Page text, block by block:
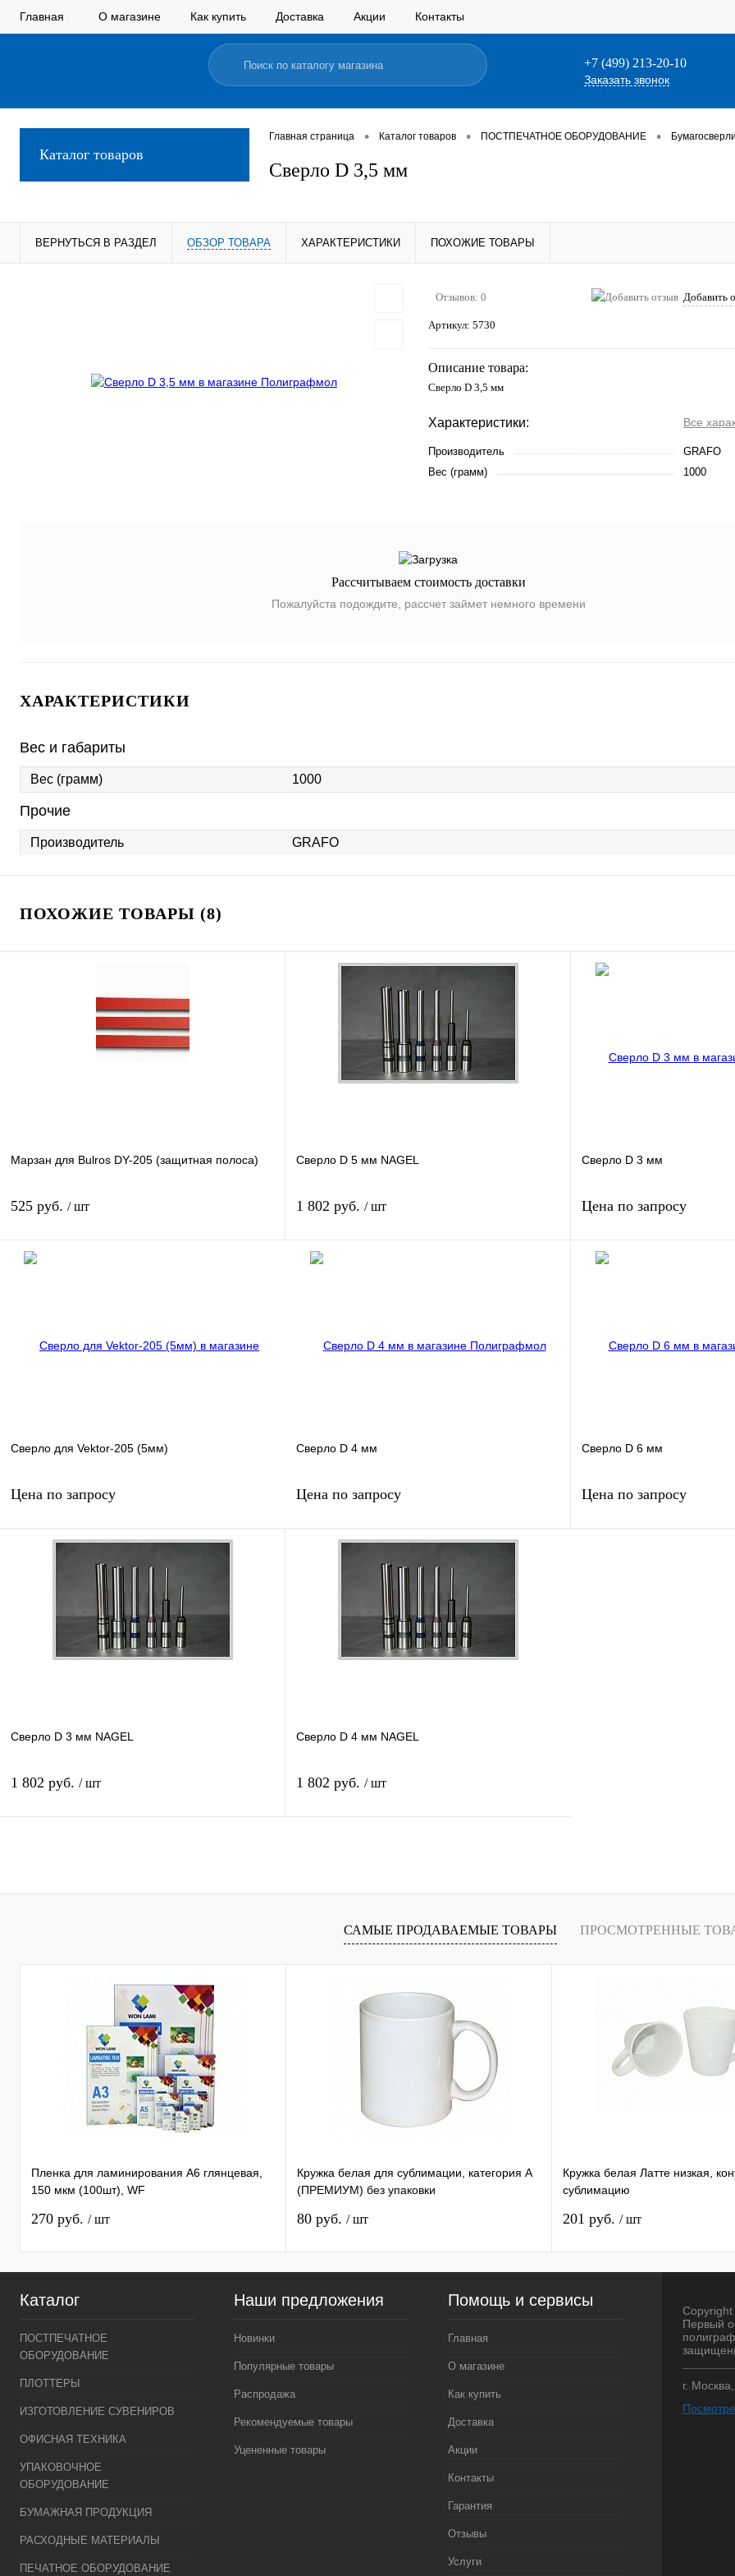
Главная О магазине Как купить Доставка Акции Контакты
+7 (499) 213-20-10
Заказать звонок
Каталог товаров
Главная страница • Каталог товаров • ПОСТПЕЧАТНОЕ ОБОРУДОВАНИЕ •
Сверло D 3,5 мм
ВЕРНУТЬСЯ В РАЗДЕЛ ОБЗОР ТОВАРА ХАРАКТЕРИСТИКИ ПОХОЖИЕ ТОВАРЫ
Отзывов: 0 Добавить
Артикул: 5730
Описание товара:
Сверло D 3,5 мм
Характеристики: Все
Производитель
GRAFO
Вес (грамм)
1000
Рассчитываем стоимость доставки
Пожалуйста подождите, рассчет займет немного времени
ХАРАКТЕРИСТИКИ
Вес и габариты
Вес (грамм) 1000
Прочие
Производитель GRAFO
ПОХОЖИЕ ТОВАРЫ (8)
Марзан для Bulros DY-205 (защитная полоса)
525 руб. / шт
В избранное
В
Сверло D 5 мм NAGEL
1 802 руб. / шт
В избранное
В
Сверло D 3 мм
Цена по запросу
В избранное
Сверло для Vektor-205 (5мм)
Цена по запросу
Запросить цену
Сравнение
наличии
Сверло D 4 мм
Цена по запросу
Запросить цену
Сравнение
наличии
Сверло D 6 мм
Цена по запросу
Сверло D 3 мм NAGEL
1 802 руб. / шт
Купить в 1 клик Сравнение
Сверло D 4 мм NAGEL
1 802 руб. / шт
Купить в 1 клик Сравнение
наличии
САМЫЕ ПРОДАВАЕМЫЕ ТОВАРЫ ПРОСМОТРЕННЫЕ
Пленка для ламинирования А6 глянцевая,
150 мкм (100шт), WF
270 руб. / шт
Кружка белая для сублимации, категория А
(ПРЕМИУМ) без упаковки
80 руб. / шт
Кружка белая Латте низкая,
сублимацию
201 руб. / шт
Каталог
ПОСТПЕЧАТНОЕ
ОБОРУДОВАНИЕ
ПЛОТТЕРЫ
ИЗГОТОВЛЕНИЕ СУВЕНИРОВ
ОФИСНАЯ ТЕХНИКА
УПАКОВОЧНОЕ
ОБОРУДОВАНИЕ
БУМАЖНАЯ ПРОДУКЦИЯ
РАСХОДНЫЕ МАТЕРИАЛЫ
ПЕЧАТНОЕ ОБОРУДОВАНИЕ
Наши предложения
Новинки
Популярные товары
Распродажа
Рекомендуемые товары
Уцененные товары
Помощь и сервисы
Главная
О магазине
Как купить
Доставка
Акции
Контакты
Гарантия
Отзывы
Услуги
Первый
г.